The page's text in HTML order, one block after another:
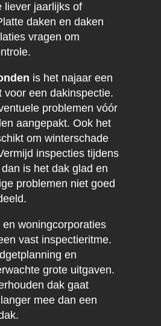
liever jaarlijks of
daken en daken
vragen om
is het najaar een
voor een dakinspectie.
problemen vóór
aangepakt. Ook het
om winterschade
inspecties tijdens
is het dak glad en
problemen niet goed
woningcorporaties
vast inspectieritme.
en
grote uitgaven.
dak gaat
mee dan een